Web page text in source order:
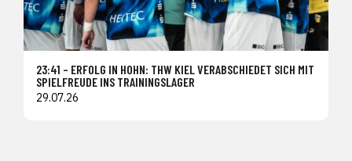
23:41 – ERFOLG IN HOHN: THW KIEL VERABSCHIEDET SICH MIT
SPIELFREUDE INS TRAININGSLAGER
29.07.26